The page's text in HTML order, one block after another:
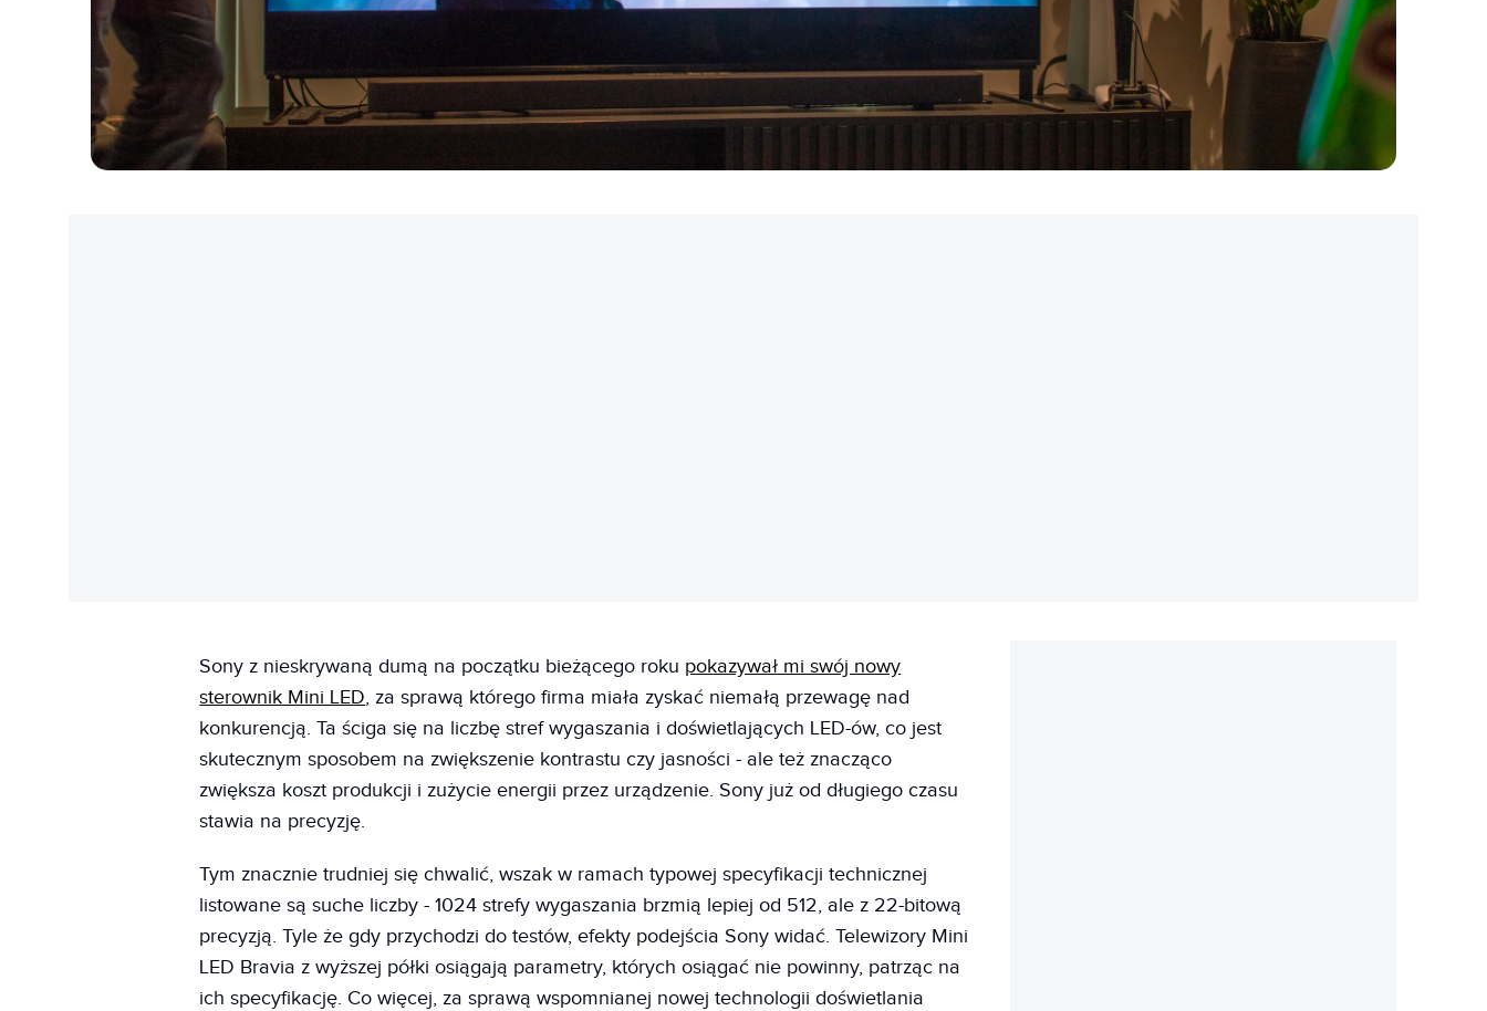
Sony z nieskrywaną dumą na początku bieżącego roku pokazywał mi swój nowy
sterownik Mini LED, za sprawą którego firma miała zyskać niemałą przewagę nad
konkurencją. Ta ściga się na liczbę stref wygaszania i doświetlających LED-ów, co jest
skutecznym sposobem na zwiększenie kontrastu czy jasności - ale też znacząco
zwiększa koszt produkcji i zużycie energii przez urządzenie. Sony już od długiego czasu
stawia na precyzję.
Tym znacznie trudniej się chwalić, wszak w ramach typowej specyfikacji technicznej
listowane są suche liczby - 1024 strefy wygaszania brzmią lepiej od 512, ale z 22-bitową
precyzją. Tyle że gdy przychodzi do testów, efekty podejścia Sony widać. Telewizory Mini
LED Bravia z wyższej półki osiągają parametry, których osiągać nie powinny, patrząc na
ich specyfikację. Co więcej, za sprawą wspomnianej nowej technologii doświetlania